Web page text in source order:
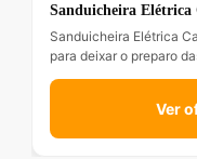
Sanduicheira Elétrica
Sanduicheira Elétrica
para deixar o preparo
Ver